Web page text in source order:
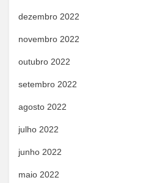
dezembro 2022
novembro 2022
outubro 2022
setembro 2022
agosto 2022
julho 2022
junho 2022
maio 2022